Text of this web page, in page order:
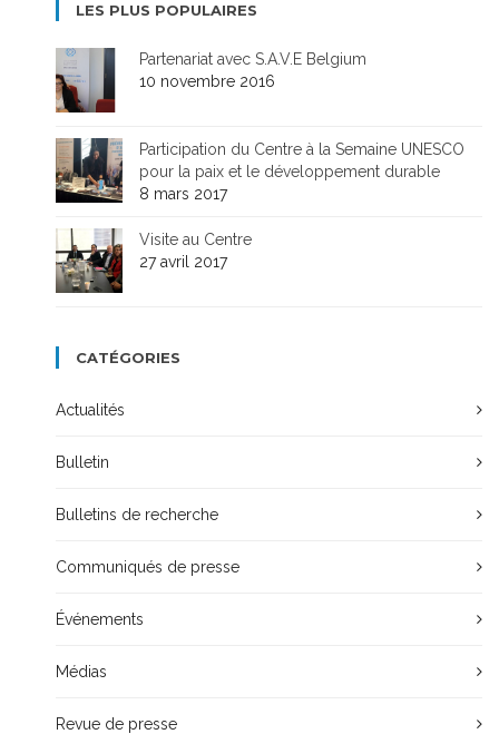
LES PLUS POPULAIRES
Partenariat avec S.A.V.E Belgium
10 novembre 2016
Participation du Centre à la Semaine UNESCO
pour la paix et le développement durable
8 mars 2017
Visite au Centre
27 avril 2017
CATÉGORIES
Actualités
Bulletin
Bulletins de recherche
Communiqués de presse
Événements
Médias
Revue de presse